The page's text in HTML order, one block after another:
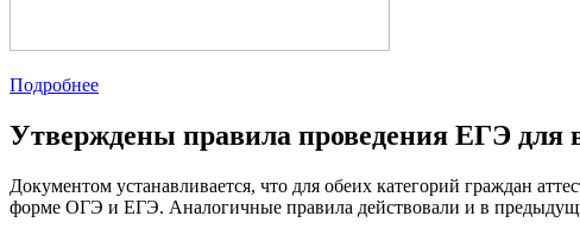
Подробнее
Утверждены правила проведения ЕГЭ для
Документом устанавливается, что для обеих категорий граждан
форме ОГЭ и ЕГЭ. Аналогичные правила действовали и в